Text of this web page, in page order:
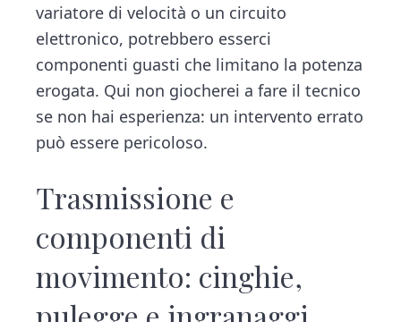
variatore di velocità o un circuito
elettronico, potrebbero esserci
componenti guasti che limitano la potenza
erogata. Qui non giocherei a fare il tecnico
se non hai esperienza: un intervento errato
può essere pericoloso.
Trasmissione e
componenti di
movimento: cinghie,